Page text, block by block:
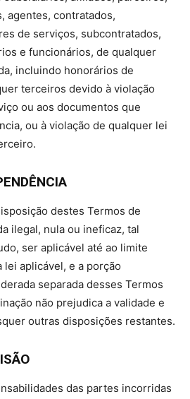
agentes, contratados,
de serviços, subcontratados,
e funcionários, de qualquer
incluindo honorários de
terceiros devido à violação
ou aos documentos que
ou à violação de qualquer lei
destes Termos de
ilegal, nula ou ineficaz, tal
ser aplicável até ao limite
aplicável, e a porção
separada desses Termos
não prejudica a validade e
outras disposições restantes.
das partes incorridas